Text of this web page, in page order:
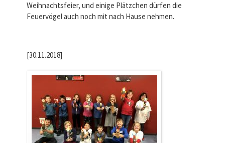
Weihnachtsfeier, und einige Plätzchen dürfen die
Feuervögel auch noch mit nach Hause nehmen.
[30.11.2018]